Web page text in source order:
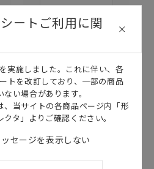
選択 このカタログを選択
カタログ 日本語
CDLA-015H
スイッチ セレ
クションガイド
ートご利用に関
実施しました。これに伴い、各
トを改訂しており、一部の商品
い場合があります。
当サイトの各商品ページ内「形
タ」よりご確認ください。
セージを表示しない